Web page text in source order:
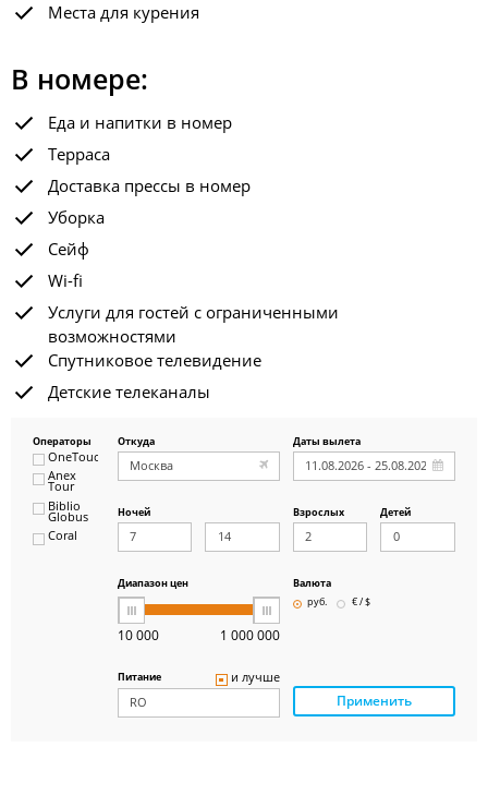
Места для курения
В номере:
Еда и напитки в номер
Терраса
Доставка прессы в номер
Уборка
Сейф
Wi-fi
Услуги для гостей с ограниченными
возможностями
Спутниковое телевидение
Детские телеканалы
Операторы
OneTouch&Travel
Anex
Tour
Biblio
Globus
Coral
Откуда Даты вылета
Ночей Взрослых Детей
Диапазон цен
10 000 1 000 000
Валюта
руб.
€ / $
Питание и лучше
Применить